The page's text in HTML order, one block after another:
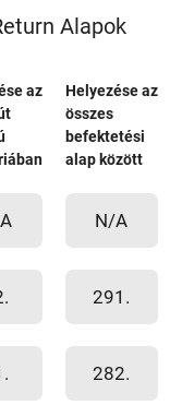
Alapok
az
Helyezése az
összes
befektetési
alap között
N/A
291.
282.